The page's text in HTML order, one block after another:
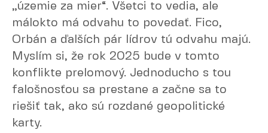
„územie za mier“. Všetci to vedia, ale
málokto má odvahu to povedať. Fico,
Orbán a ďalších pár lídrov tú odvahu majú.
Myslím si, že rok 2025 bude v tomto
konflikte prelomový. Jednoducho s tou
falošnosťou sa prestane a začne sa to
riešiť tak, ako sú rozdané geopolitické
karty.